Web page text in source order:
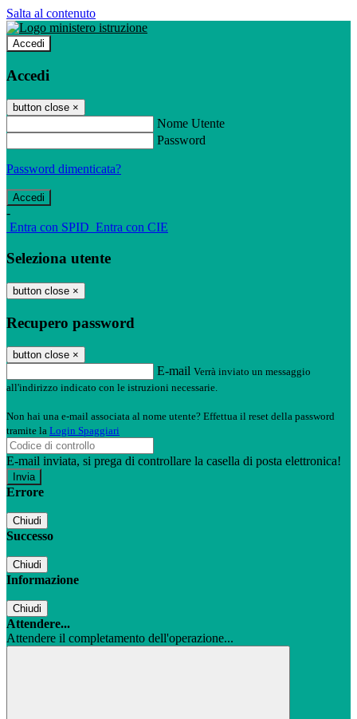
Salta al contenuto
Accedi
Accedi
button close ×
Nome Utente
Password
Password dimenticata?
-
Entra con SPID Entra con CIE
Seleziona utente
button close ×
Recupero password
button close ×
E-mail Verrà inviato un messaggio
all'indirizzo indicato con le istruzioni necessarie.
Non hai una e-mail associata al nome utente? Effettua il reset della password
tramite la Login Spaggiari
E-mail inviata, si prega di controllare la casella di posta elettronica!
Errore
Chiudi
Successo
Chiudi
Informazione
Chiudi
Attendere...
Attendere il completamento dell'operazione...